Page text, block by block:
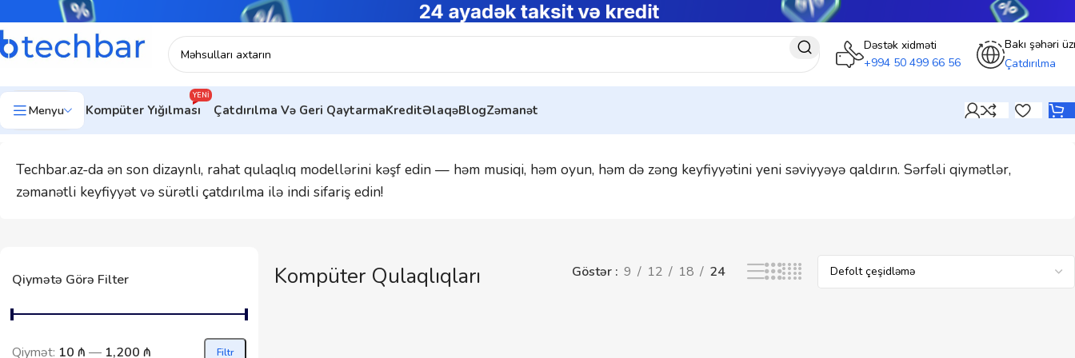
Dəstək xidməti
+994 50 499 66 56
Bakı şəhəri
Çatdırılma
Menyu Kompüter Yığılması
YENI
Çatdırılma Və Geri QaytarmaKreditƏlaqəBlogZəmanət
Techbar.az-da ən son dizaynlı, rahat qulaqlıq modellərini kəşf edin — həm musiqi, həm oyun, həm də zəng keyfiyyətini yeni səviyyəyə qaldırın. Sərfəli qiymətlər,
zəmanətli keyfiyyət və sürətli çatdırılma ilə indi sifariş edin!
Qiymətə Görə Filter
Filtr
Qiymət: 10 ₼ — 1,200 ₼
Kompüter Qulaqlıqları Göstər 9 12 18 24